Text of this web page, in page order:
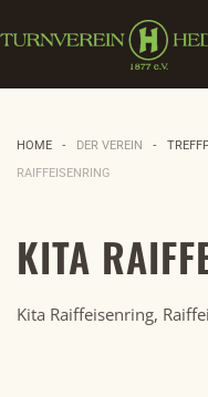
Zum Hauptinhalt
HOME DER VEREIN
RAIFFEISENRING
KITA
Kita Raiffeisenring,